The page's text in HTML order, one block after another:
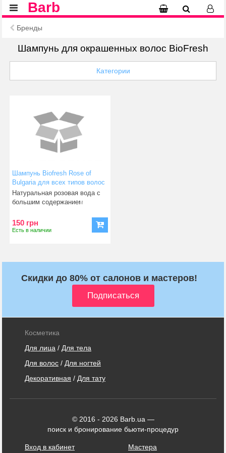
Barb
Бренды
Шампунь для окрашенных волос BioFresh
Категории
Шампунь Biofresh Rose of
Bulgaria для всех типов волос
330мл
Натуральная розовая вода с
большим содержанием
150 грн
Есть в наличии
Скидки до 80% от салонов и мастеров!
Косметика
Для лица / Для тела
Для волос / Для ногтей
Декоративная / Для тату
© 2016 - 2026 Barb.ua —
поиск и бронирование бьюти-процедур
Вход в кабинет Мастера